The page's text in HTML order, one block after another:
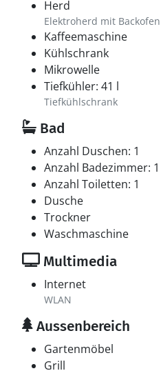
Herd
Elektroherd mit Backofen
Kaffeemaschine
Kühlschrank
Mikrowelle
Tiefkühler: 41 l
Tiefkühlschrank
Bad
Anzahl Duschen: 1
Anzahl Badezimmer: 1
Anzahl Toiletten: 1
Dusche
Trockner
Waschmaschine
Multimedia
Internet
WLAN
Aussenbereich
Gartenmöbel
Grill